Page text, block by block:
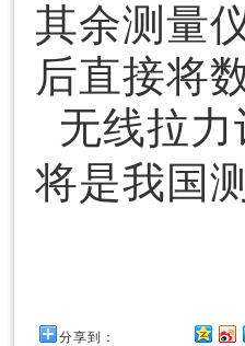
其余测量
后直接将
无线拉力
将是我国
分享到：